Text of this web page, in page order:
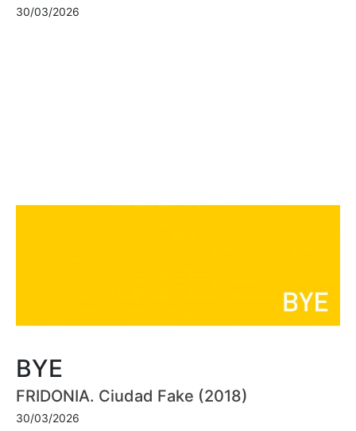
30/03/2026
BYE
FRIDONIA. Ciudad Fake (2018)
30/03/2026